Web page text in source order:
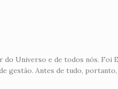
do Universo e de todos nós. Foi
gestão. Antes de tudo,